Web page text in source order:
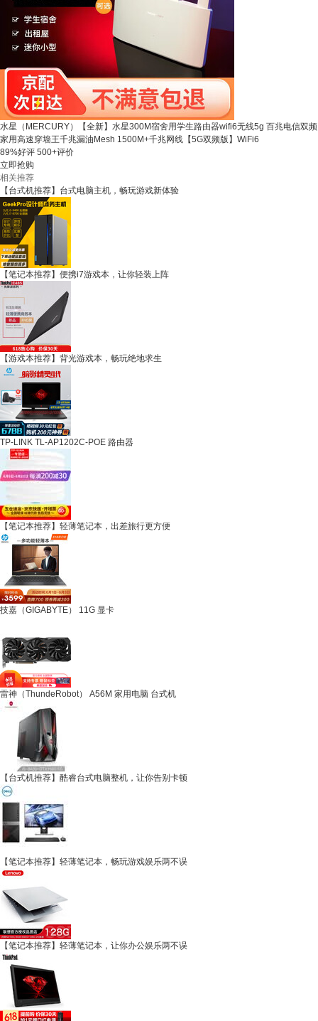
水星（MERCURY）【全新】水星300M宿舍用学生路由器wifi6无线5g 百兆电信双频
家用高速穿墙王千兆漏油Mesh 1500M+千兆网线【5G双频版】WiFi6
89%好评 500+评价
立即抢购
相关推荐
【台式机推荐】台式电脑主机，畅玩游戏新体验
【笔记本推荐】便携i7游戏本，让你轻装上阵
【游戏本推荐】背光游戏本，畅玩绝地求生
TP-LINK TL-AP1202C-POE 路由器
【笔记本推荐】轻薄笔记本，出差旅行更方便
技嘉（GIGABYTE） 11G 显卡
雷神（ThundeRobot） A56M 家用电脑 台式机
【台式机推荐】酷睿台式电脑整机，让你告别卡顿
【笔记本推荐】轻薄笔记本，畅玩游戏娱乐两不误
【笔记本推荐】轻薄笔记本，让你办公娱乐两不误